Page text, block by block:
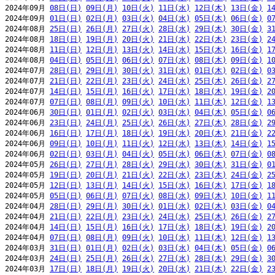
2024年09月 08日(日) 09日(月) 10日(火) 11日(水) 12日(木) 13日(金)
2024年09月 01日(日) 02日(月) 03日(火) 04日(水) 05日(木) 06日(金)
2024年08月 25日(日) 26日(月) 27日(火) 28日(水) 29日(木) 30日(金)
2024年08月 18日(日) 19日(月) 20日(火) 21日(水) 22日(木) 23日(金)
2024年08月 11日(日) 12日(月) 13日(火) 14日(水) 15日(木) 16日(金)
2024年08月 04日(日) 05日(月) 06日(火) 07日(水) 08日(木) 09日(金)
2024年07月 28日(日) 29日(月) 30日(火) 31日(水) 01日(木) 02日(金)
2024年07月 21日(日) 22日(月) 23日(火) 24日(水) 25日(木) 26日(金)
2024年07月 14日(日) 15日(月) 16日(火) 17日(水) 18日(木) 19日(金)
2024年07月 07日(日) 08日(月) 09日(火) 10日(水) 11日(木) 12日(金)
2024年06月 30日(日) 01日(月) 02日(火) 03日(水) 04日(木) 05日(金)
2024年06月 23日(日) 24日(月) 25日(火) 26日(水) 27日(木) 28日(金)
2024年06月 16日(日) 17日(月) 18日(火) 19日(水) 20日(木) 21日(金)
2024年06月 09日(日) 10日(月) 11日(火) 12日(水) 13日(木) 14日(金)
2024年06月 02日(日) 03日(月) 04日(火) 05日(水) 06日(木) 07日(金)
2024年05月 26日(日) 27日(月) 28日(火) 29日(水) 30日(木) 31日(金)
2024年05月 19日(日) 20日(月) 21日(火) 22日(水) 23日(木) 24日(金)
2024年05月 12日(日) 13日(月) 14日(火) 15日(水) 16日(木) 17日(金)
2024年05月 05日(日) 06日(月) 07日(火) 08日(水) 09日(木) 10日(金)
2024年04月 28日(日) 29日(月) 30日(火) 01日(水) 02日(木) 03日(金)
2024年04月 21日(日) 22日(月) 23日(火) 24日(水) 25日(木) 26日(金)
2024年04月 14日(日) 15日(月) 16日(火) 17日(水) 18日(木) 19日(金)
2024年04月 07日(日) 08日(月) 09日(火) 10日(水) 11日(木) 12日(金)
2024年03月 31日(日) 01日(月) 02日(火) 03日(水) 04日(木) 05日(金)
2024年03月 24日(日) 25日(月) 26日(火) 27日(水) 28日(木) 29日(金)
2024年03月 17日(日) 18日(月) 19日(火) 20日(水) 21日(木) 22日(金)